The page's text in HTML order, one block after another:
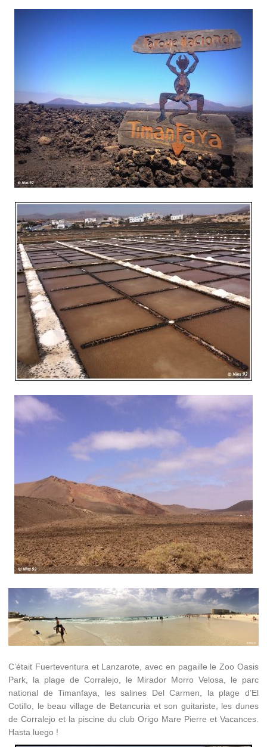
C’était Fuerteventura et Lanzarote, avec en pagaille le Zoo Oasis
Park, la plage de Corralejo, le Mirador Morro Velosa, le parc
national de Timanfaya, les salines Del Carmen, la plage d’El
Cotillo, le beau village de Betancuria et son guitariste, les dunes
de Corralejo et la piscine du club Origo Mare Pierre et Vacances.
Hasta luego !